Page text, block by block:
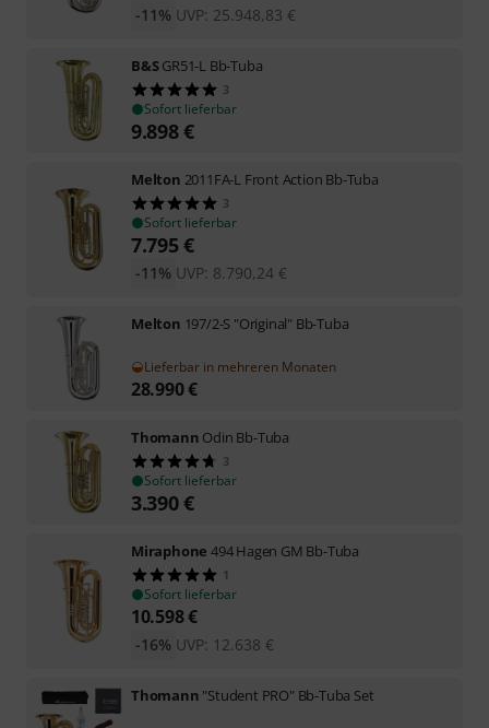
UVP: 25.948,83 €
-11%
B&SGR51-L Bb-Tuba
3
Sofort lieferbar
9.898€
Melton 2011FA-L Front Action Bb-Tuba
3
Sofort lieferbar
7.795€
UVP: 8.790,24 €
-11%
Melton 197/2-S "Original" Bb-Tuba
Lieferbar in mehreren Monaten
28.990€
Thomann Odin Bb-Tuba
3
Sofort lieferbar
3.390€
Miraphone 494 Hagen GM Bb-Tuba
1
Sofort lieferbar
10.598€
UVP: 12.638 €
-16%
Thomann "Student PRO" Bb-Tuba Set